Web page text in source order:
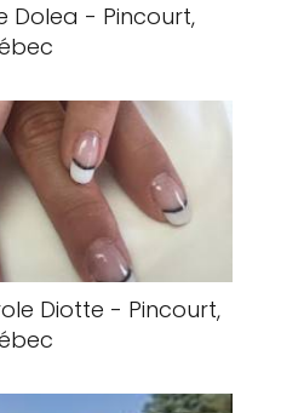
Dolea - Pincourt,
Diotte - Pincourt,